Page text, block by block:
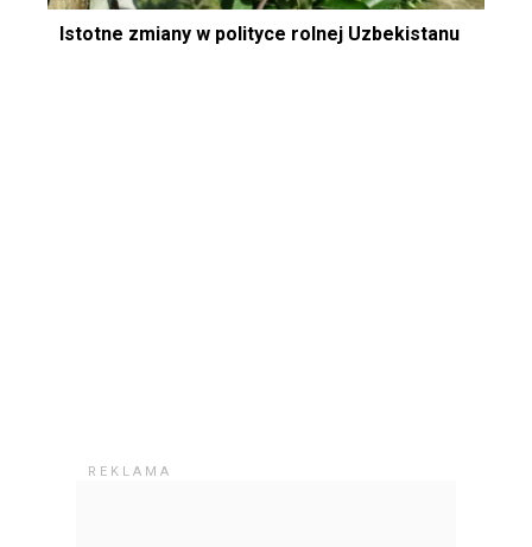
Istotne zmiany w polityce rolnej Uzbekistanu